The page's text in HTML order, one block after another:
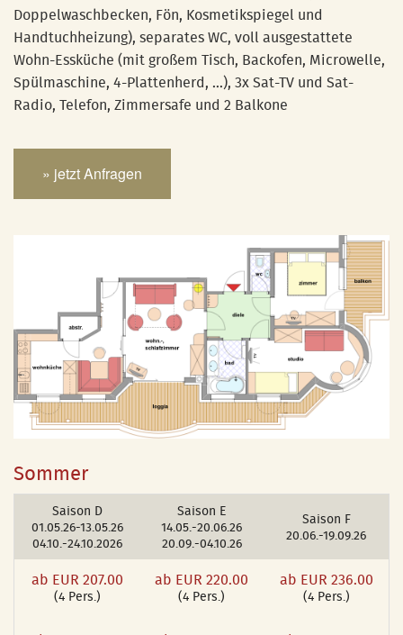
Doppelwaschbecken, Fön, Kosmetikspiegel und
Handtuchheizung), separates WC, voll ausgestattete
Wohn-Essküche (mit großem Tisch, Backofen, Microwelle,
Spülmaschine, 4-Plattenherd, …), 3x Sat-TV und Sat-
Radio, Telefon, Zimmersafe und 2 Balkone
» jetzt Anfragen
Sommer
Saison D
01.05.26-13.05.26
04.10.-24.10.2026
Saison E
14.05.-20.06.26
20.09.-04.10.26
Saison F
20.06.-19.09.26
ab EUR 207.00
(4 Pers.)
ab EUR 220.00
(4 Pers.)
ab EUR 236.00
(4 Pers.)